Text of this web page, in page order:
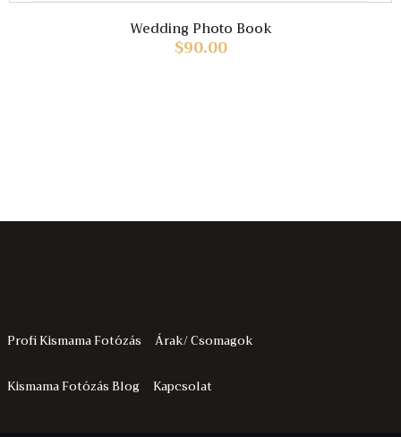
Wedding Photo Book
$90.00
Profi Kismama Fotózás Árak/ Csomagok
Kismama Fotózás Blog Kapcsolat